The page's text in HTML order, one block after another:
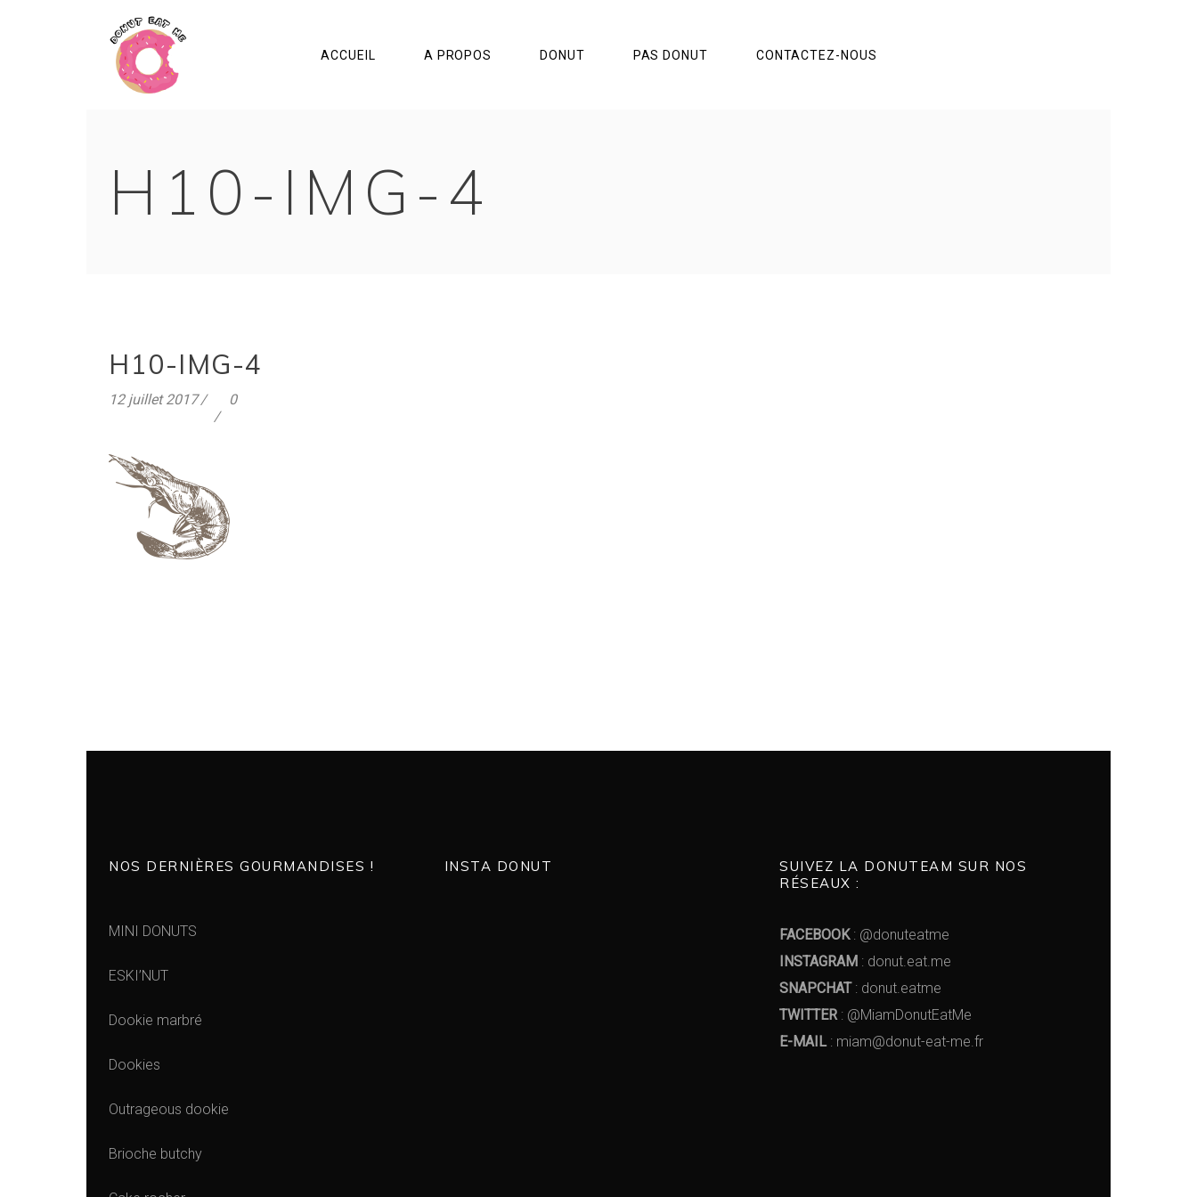
ACCUEIL A PROPOS DONUT PAS DONUT CONTACTEZ-NOUS
H10-IMG-4
H10-IMG-4
12 juillet 2017 0
NOS DERNIÈRES GOURMANDISES !
MINI DONUTS
ESKI’NUT
Dookie marbré
Dookies
Outrageous dookie
Brioche butchy
INSTA DONUT
SUIVEZ LA DONUTEAM SUR NOS
RÉSEAUX :
FACEBOOK: @donuteatme
INSTAGRAM : donut.eat.me
SNAPCHAT: donut.eatme
TWITTER: @MiamDonutEatMe
E-MAIL: miam@donut-eat-me.fr